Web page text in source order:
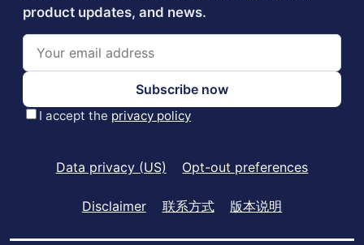
Data privacy (US) Opt-out preferences
Disclaimer 联系方式 版本说明